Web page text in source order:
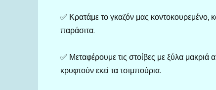
✅ Κρατάμε το γκαζόν μας κοντοκουρεμένο,
παράσιτα.
✅ Μεταφέρουμε τις στοίβες με ξύλα μακριά
κρυφτούν εκεί τα τσιμπούρια.